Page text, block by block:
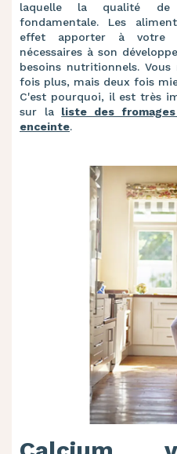
laquelle la qualité de
fondamentale. Les
effet apporter à votre
nécessaires à son
besoins nutritionnels. Vous
fois plus, mais deux fois
C'est pourquoi, il est très
sur la liste des
enceinte.